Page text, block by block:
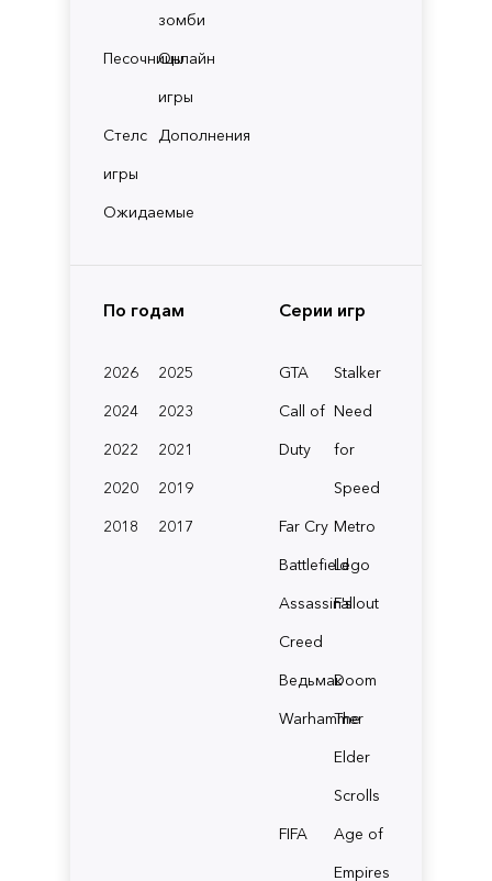
зомби
ПесочницыОнлайн
игры
Стелс
игры
Дополнения
Ожидаемые
По годам
2026
2025
2024
2023
2022
2021
2020
2019
2018
2017
Серии игр
GTA
Stalker
Call of
Duty
Need
for
Speed
Far Cry Metro
BattlefieldLego
Assassin's
Creed
Fallout
ВедьмакDoom
Warhammer
The
Elder
Scrolls
FIFA
Age of
Empires